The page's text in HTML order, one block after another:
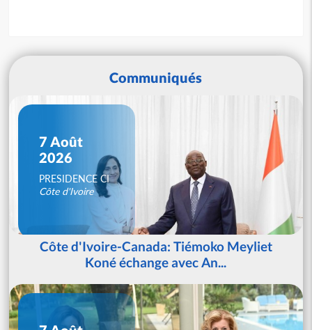
Communiqués
7 Août
2026
PRESIDENCE CI
Côte d'Ivoire
Côte d'Ivoire-Canada: Tiémoko Meyliet
Koné échange avec An...